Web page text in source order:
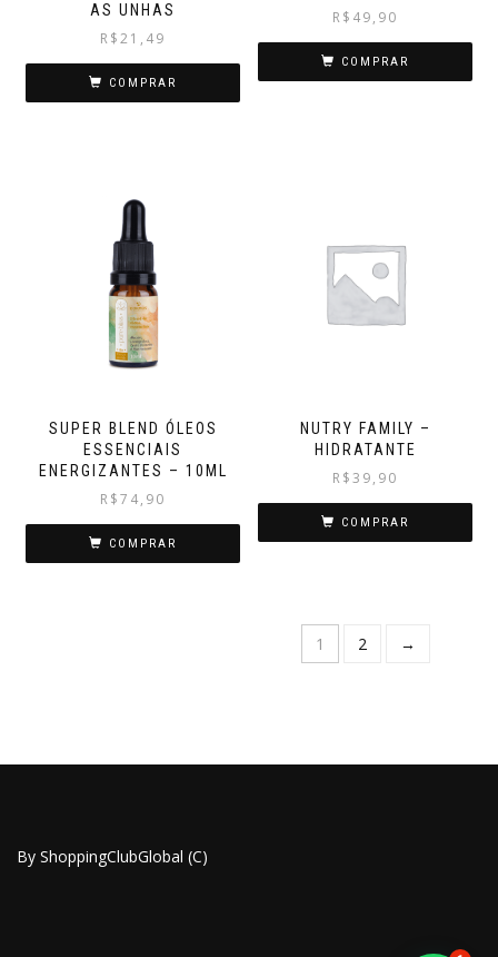
AS UNHAS
R$21,49
COMPRAR
R$ 49,90
COMPRAR
SUPER BLEND ÓLEOS
ESSENCIAIS
ENERGIZANTES – 10ML
R$74,90
COMPRAR
NUTRY FAMILY –
HIDRATANTE
R$39,90
COMPRAR
1 2 →
By ShoppingClubGlobal (C)